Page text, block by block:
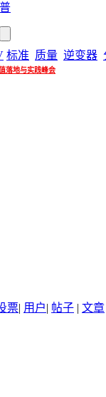
标准 质量 逆变器
落地与实践峰会
票| 用户| 帖子 | 文章